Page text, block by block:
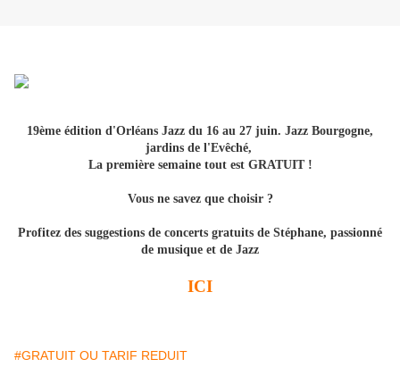
19ème édition d'Orléans Jazz du 16 au 27 juin. Jazz Bourgogne,
jardins de l'Evêché,
La première semaine tout est GRATUIT !
Vous ne savez que choisir ?
Profitez des suggestions de concerts gratuits de Stéphane, passionné
de musique et de Jazz
ICI
#GRATUIT OU TARIF REDUIT